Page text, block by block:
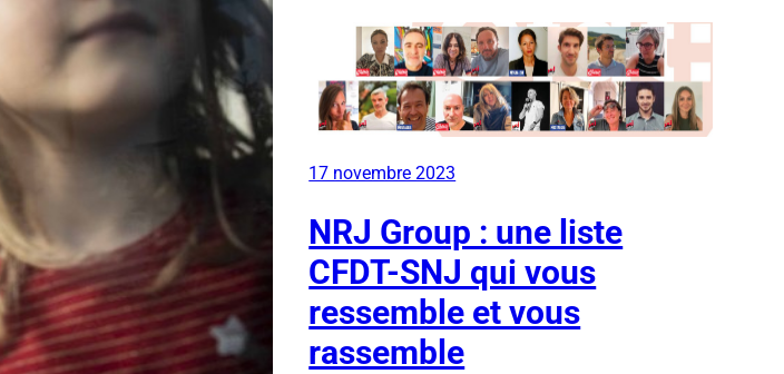
17 novembre 2023
NRJ Group : une liste
CFDT-SNJ qui vous
ressemble et vous
rassemble